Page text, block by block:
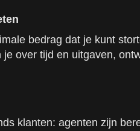
bedrag dat je kunt
over tijd en uitgaven,
klanten: agenten zijn